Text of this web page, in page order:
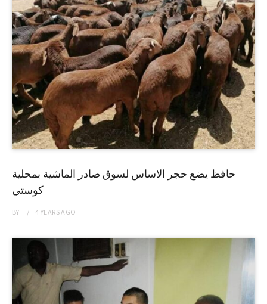
حافظ يضع حجر الاساس لسوق صادر الماشية بمحلية
كوستي
BY 4 YEARSAGO